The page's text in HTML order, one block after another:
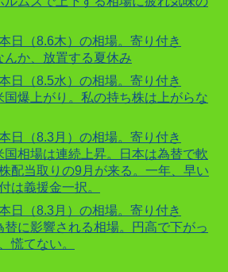
（8.6木）の相場。寄り付き
か、放置する夏休み
（8.5水）の相場。寄り付き
爆上がり。私の持ち株は上がらな
（8.3月）の相場。寄り付き
相場は連続上昇。日本は為替で軟
配当取りの9月が来る。一年、早い
は義援金一択。
（8.3月）の相場。寄り付き
に影響される相場。円高で下がっ
慌てない。